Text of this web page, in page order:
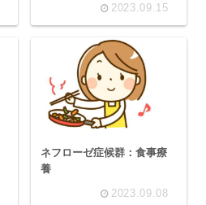
2023.09.15
ネフローゼ症候群：食事療
養
2023.09.08